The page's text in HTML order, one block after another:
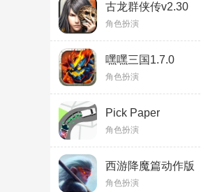
古龙群侠传v2.30
角色扮演
嘿嘿三国1.7.0
角色扮演
Pick Paper
Up(PickPaperU?p
正式版)1.5
角色扮演
西游降魔篇动作版
v0.5.0.150
角色扮演